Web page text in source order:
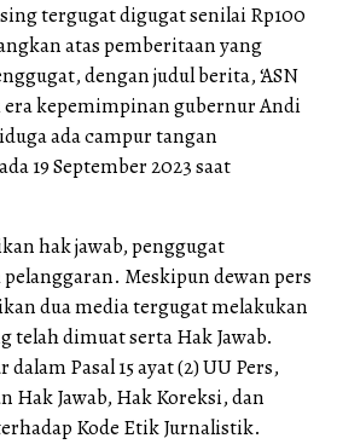
tergugat digugat senilai Rp100
atas pemberitaan yang
dengan judul berita, ‘ASN
kepemimpinan gubernur Andi
ada campur tangan
19 September 2023 saat
hak jawab, penggugat
Meskipun dewan pers
dua media tergugat melakukan
telah dimuat serta Hak Jawab.
Pasal 15 ayat (2) UU Pers,
Hak Jawab, Hak Koreksi, dan
Kode Etik Jurnalistik.